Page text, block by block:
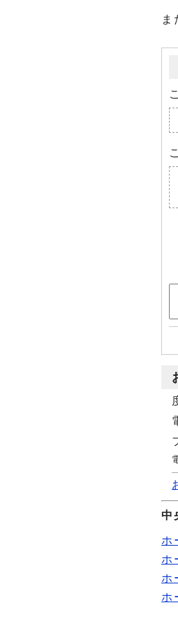
ま
中
ホ
ホ
ホ
ホ